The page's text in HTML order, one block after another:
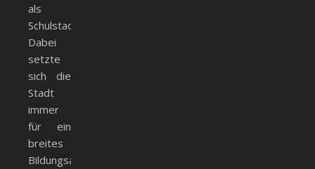
als
Schulstadt.
Dabei
setzte
sich die
Stadt
immer
für ein
breites
Bildungsangebot